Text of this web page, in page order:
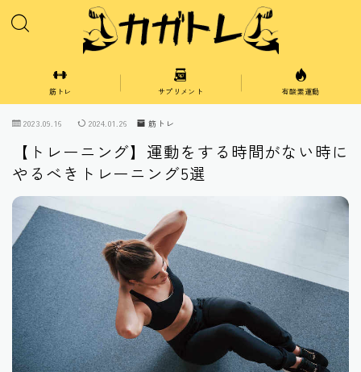
肩
脚
腹
背中
筋トレ サプリメント 有酸素運動
2023.09.16 2024.01.26 筋トレ
【トレーニング】運動をする時間がない時に
やるべきトレーニング5選